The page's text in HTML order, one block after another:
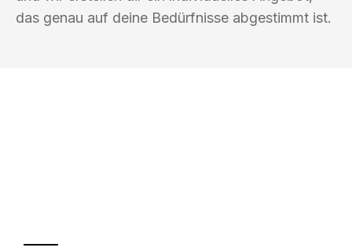
das genau auf deine Bedürfnisse abgestimmt ist.